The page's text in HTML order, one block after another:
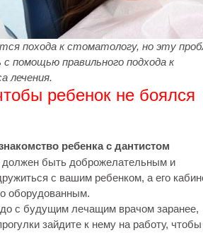
похода к стоматологу, но эту
помощью правильного подхода к
лечения.
ребенок не боялся
ребенка с дантистом
должен быть доброжелательным и
с вашим ребенком, а его
оборудованным.
с будущим лечащим врачом заранее,
зайдите к нему на работу, чтобы